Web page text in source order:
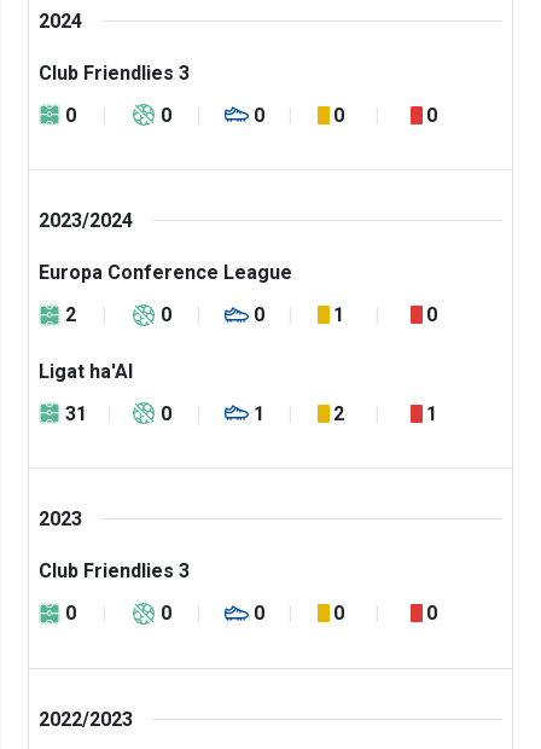
2024
Club Friendlies 3
0
0 0 0 0
2023/2024
Europa Conference League
2
0 0 1 0
Ligat ha'Al
31
0 1 2 1
2023
Club Friendlies 3
0
0 0 0 0
2022/2023